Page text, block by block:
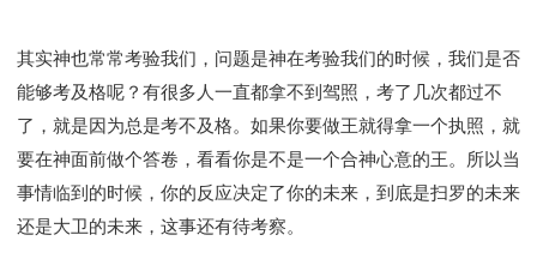
其实神也常常考验我们，问题是神在考验我们的时候，我们是否
能够考及格呢？有很多人一直都拿不到驾照，考了几次都过不
了，就是因为总是考不及格。如果你要做王就得拿一个执照，就
要在神面前做个答卷，看看你是不是一个合神心意的王。所以当
事情临到的时候，你的反应决定了你的未来，到底是扫罗的未来
还是大卫的未来，这事还有待考察。